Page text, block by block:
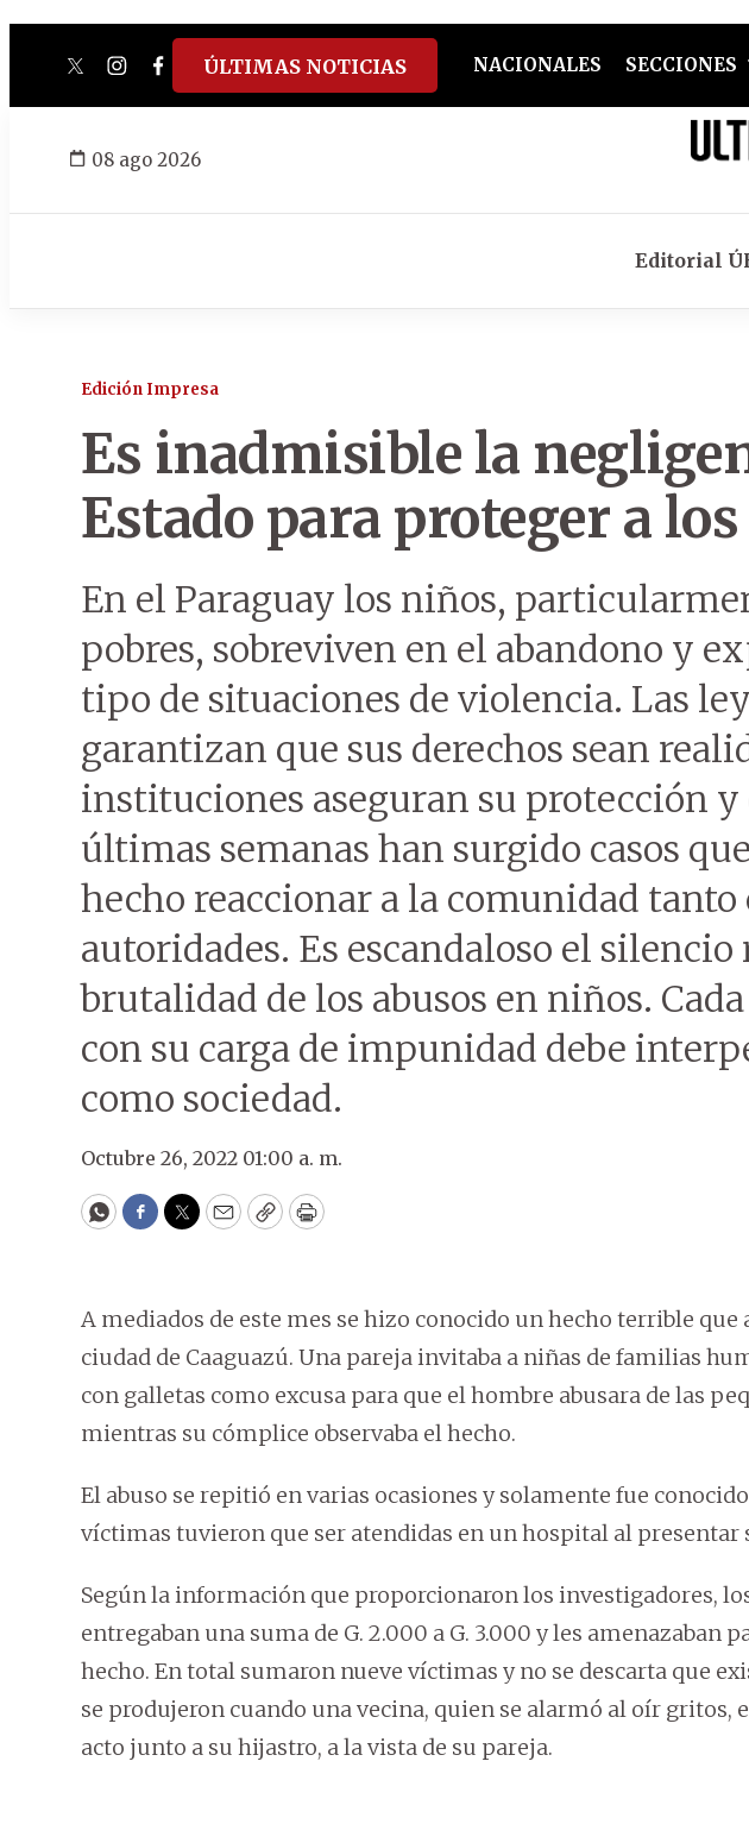
twitterinstagram
facebook
tiktokyoutube
spotify
ÚLTIMAS NOTICIAS NACIONALES SECCIONES
08 ago 2026
Editorial
Edición Impresa
Es inadmisible la
Estado para proteger a
En el Paraguay los niños,
pobres, sobreviven en el abandono y
tipo de situaciones de violencia. Las
garantizan que sus derechos sean
instituciones aseguran su protección y
últimas semanas han surgido casos
hecho reaccionar a la comunidad tanto
autoridades. Es escandaloso el silencio
brutalidad de los abusos en niños. Cada
con su carga de impunidad debe
como sociedad.
Octubre 26, 2022 01:00 a. m.
WhatsApp
Facebook
Twitter
EmailCopyPrint
A mediados de este mes se hizo conocido un hecho terrible
ciudad de Caaguazú. Una pareja invitaba a niñas de familias
con galletas como excusa para que el hombre abusara de las
mientras su cómplice observaba el hecho.
El abuso se repitió en varias ocasiones y solamente fue
víctimas tuvieron que ser atendidas en un hospital al presentar
Según la información que proporcionaron los investigadores,
entregaban una suma de G. 2.000 a G. 3.000 y les amenazaban
hecho. En total sumaron nueve víctimas y no se descarta que
se produjeron cuando una vecina, quien se alarmó al oír gritos,
acto junto a su hijastro, a la vista de su pareja.